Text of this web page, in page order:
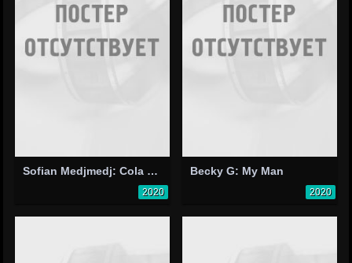
Sofian Medjmedj: Cola Havana
2020
Becky G: My Man
2020